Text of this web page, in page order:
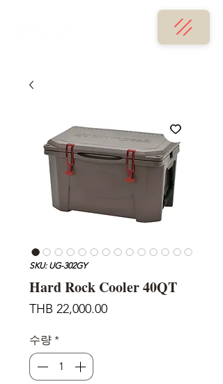
SKU: UG-302GY
Hard Rock Cooler 40QT
THB 22,000.00가
수량 *